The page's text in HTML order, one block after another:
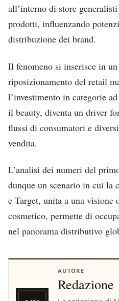
all’interno di store
prodotti, influenzando
distribuzione dei brand.
Il fenomeno si inserisce in
riposizionamento del retail
l’investimento in categorie
il beauty, diventa un driver
flussi di consumatori e
vendita.
L’analisi dei numeri del
dunque un scenario in cui la
e Target, unita a una visione
cosmetico, permette di
nel panorama distributivo
AUTORE
Redazione